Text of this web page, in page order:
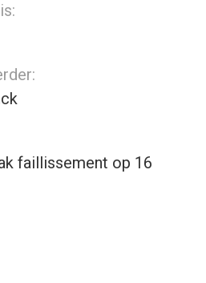
faillissement op 16